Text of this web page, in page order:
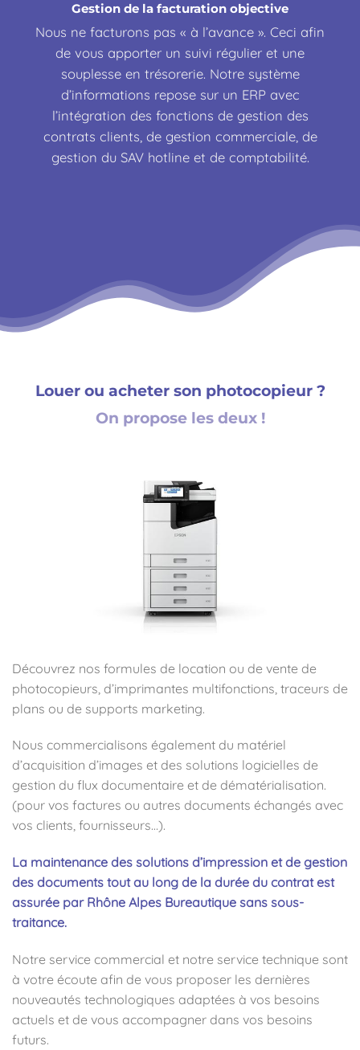
Gestion de la facturation objective
Nous ne facturons pas « à l’avance ». Ceci afin
de vous apporter un suivi régulier et une
souplesse en trésorerie. Notre système
d’informations repose sur un ERP avec
l’intégration des fonctions de gestion des
contrats clients, de gestion commerciale, de
gestion du SAV hotline et de comptabilité.
Louer ou acheter son photocopieur ?
On propose les deux !
Découvrez nos formules de location ou de vente de
photocopieurs, d’imprimantes multifonctions, traceurs de
plans ou de supports marketing.
Nous commercialisons également du matériel
d’acquisition d’images et des solutions logicielles de
gestion du flux documentaire et de dématérialisation.
(pour vos factures ou autres documents échangés avec
vos clients, fournisseurs…).
La maintenance des solutions d’impression et de gestion
des documents tout au long de la durée du contrat est
assurée par Rhône Alpes Bureautique sans sous-
traitance.
Notre service commercial et notre service technique sont
à votre écoute afin de vous proposer les dernières
nouveautés technologiques adaptées à vos besoins
actuels et de vous accompagner dans vos besoins
futurs.